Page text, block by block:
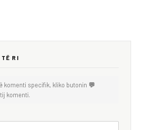
RI
komenti specifik, kliko butonin 💬
komenti.